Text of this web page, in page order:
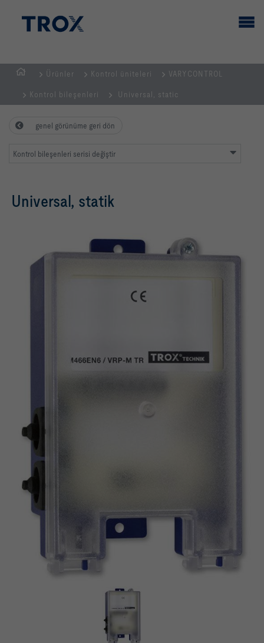
SAYFASI
Ürünler Kontrol üniteleri VARYCONTROL
Kontrol bileşenleri Universal, static
genel görünüme geri dön
Kontrol bileşenleri serisi değiştir
Universal, statik